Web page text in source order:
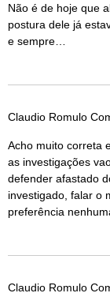
Não é de hoje que
postura dele já
e sempre…
Claudio Romulo
Acho muito correta
as investigações
defender afastado
investigado, falar o
preferência
Claudio Romulo